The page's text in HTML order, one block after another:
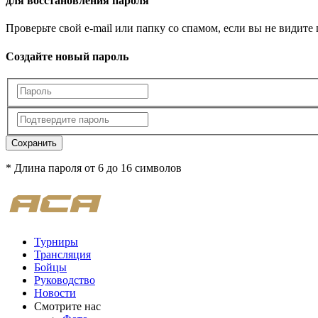
Проверьте свой e-mail или папку со спамом, если вы не видите
Создайте новый пароль
Сохранить
* Длина пароля от 6 до 16 символов
Турниры
Трансляция
Бойцы
Руководство
Новости
Смотрите нас